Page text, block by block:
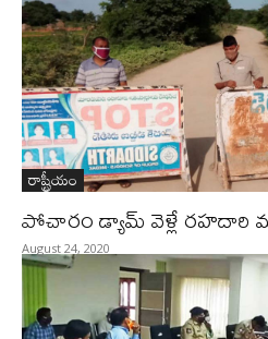
రాష్ట్రీయం
పోచారం డ్యామ్‌ వెళ్లే రహదారి
August 24, 2020